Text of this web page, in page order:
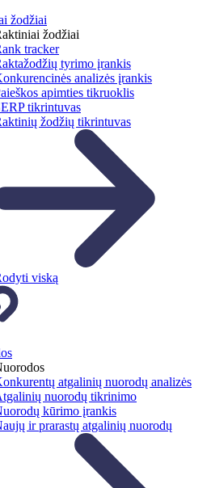
žodžiai
žodžiai
tracker
tyrimo įrankis
analizės įrankis
apimties tikruoklis
tikrintuvas
žodžių tikrintuvas
viską
atgalinių nuorodų analizės
nuorodų tikrinimo
kūrimo įrankis
ir prarastų atgalinių nuorodų